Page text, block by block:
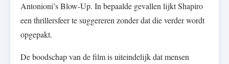
Antonioni’s Blow-Up. In bepaalde gevallen lijkt Shapiro
een thrillersfeer te suggereren zonder dat die verder wordt
opgepakt.
De boodschap van de film is uiteindelijk dat mensen